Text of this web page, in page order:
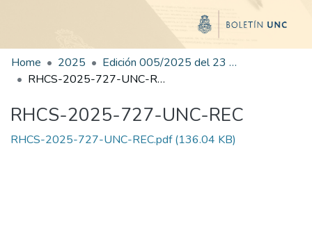
Home 2025
Edición 005/2025 del 23 de junio de 2025
RHCS-2025-727-UNC-REC
RHCS-2025-727-UNC-REC
RHCS-2025-727-UNC-REC.pdf(136.04 KB)